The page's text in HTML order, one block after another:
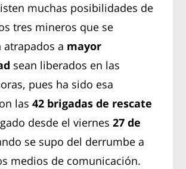
muchas posibilidades de
tres mineros que se
atrapados a mayor
sean liberados en las
pues ha sido esa
las42 brigadas de rescate
desde el viernes 27 de
se supo del derrumbe a
medios de comunicación.